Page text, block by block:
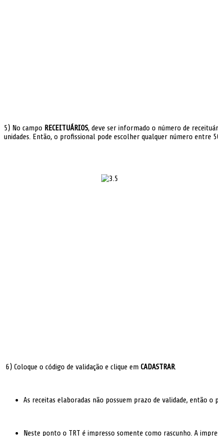
5) No campo RECEITUÁRIOS, deve ser informado o número de
unidades. Então, o profissional pode escolher qualquer número entre
6) Coloque o código de validação e clique em CADASTRAR.
As receitas elaboradas não possuem prazo de validade, então
Neste ponto o TRT é impresso somente como rascunho. A